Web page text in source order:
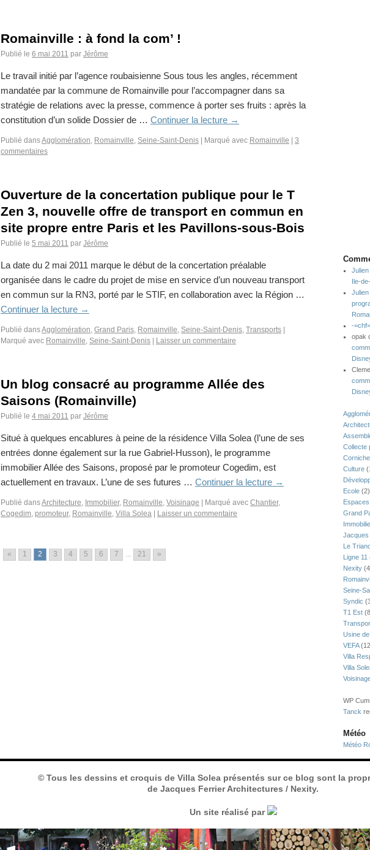
Romainville : à fond la com’ !
Publié le 6 mai 2011 par Jérôme
Le travail initié par l’agence roubaisienne Sous tous les angles, récemment
mandatée par la commune de Romainville pour l’accompagner dans sa
stratégie de relations avec la presse, commence à porter ses fruits : après la
constitution d’un solide Dossier de … Continuer la lecture →
Publié dansAgglomération, Romainville, Seine-Saint-Denis Marqué avec Romainville
3
commentaires
Ouverture de la concertation publique pour le T
Zen 3, nouvelle offre de transport en commun en
site propre entre Paris et les Pavillons-sous-Bois
Publié le 5 mai 2011 par Jérôme
La date du 2 mai 2011 marque le début de la concertation préalable
organisée dans le cadre du projet de mise en service d’un nouveau transport
en commun sur la RN3, porté par le STIF, en collaboration avec la Région …
Continuer la lecture →
Publié dansAgglomération, Grand Paris, Romainville, Seine-Saint-Denis, Transports
Marqué avec Romainville, Seine-Saint-Denis Laisser un commentaire
Un blog consacré au programme Allée des
Saisons (Romainville)
Publié le 4 mai 2011 par Jérôme
Situé à quelques encablures à peine de la résidence Villa Solea (l’une de ses
entrées donne également sur la rue Gabriel-Husson), le programme
immobilier Allée des Saisons, proposé par le promoteur Cogedim, est
actuellement en travaux. L’une de ses futures … Continuer la lecture →
Publié dansArchitecture, Immobilier, Romainville, Voisinage Marqué avec Chantier,
Cogedim, promoteur, Romainville, Villa Solea Laisser un commentaire
« 1 2 3 4 5 6 7 ... 21 »
Julien
Ile-
Julien
-
opak
Collecte
Culture
Ecole (2)
Grand
Le
Ligne 11
Nexity
Seine-
Syndic
T1 Est
Usine
VEFA
Villa
Villa
WP
Tanck
Météo
Météo
© Tous les dessins et croquis de Villa Solea présentés sur ce blog sont la
de Jacques Ferrier Architectures / Nexity.
Un site réalisé par